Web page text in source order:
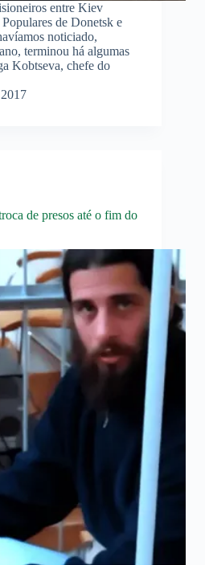
entre Kiev
de Donetsk e
noticiado,
terminou há algumas
Kobtseva, chefe do
de presos até o fim do